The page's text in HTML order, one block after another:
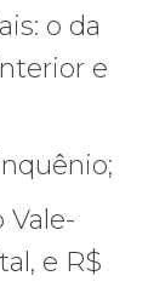
o da
e
e R$